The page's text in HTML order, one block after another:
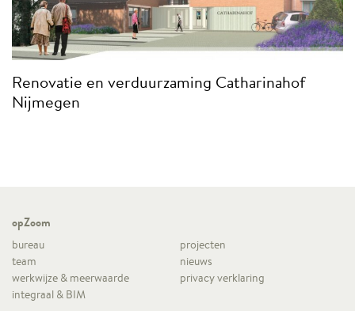
Renovatie en verduurzaming Catharinahof
Nijmegen
opZoom
bureau
projecten
team
nieuws
werkwijze & meerwaarde
privacy verklaring
integraal & BIM